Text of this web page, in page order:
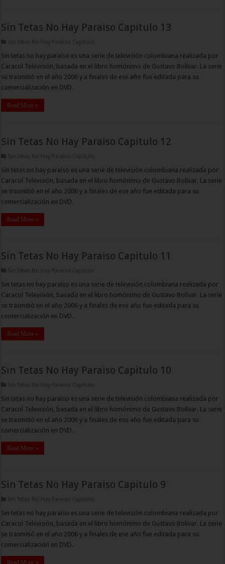
Sin Tetas No Hay Paraiso Capitulo 13
Sin Tetas No Hay Paraiso Capitulo
Sin tetas no hay paraíso es una serie de televisión colombiana realizada por
Caracol Televisión, basada en el libro homónimo de Gustavo Bolívar. La serie
se trasmitió en el año 2006 y a finales de ese año fue editada para su
comercialización en DVD.
Read More »
Sin Tetas No Hay Paraiso Capitulo 12
Sin Tetas No Hay Paraiso Capitulo
Sin tetas no hay paraíso es una serie de televisión colombiana realizada por
Caracol Televisión, basada en el libro homónimo de Gustavo Bolívar. La serie
se trasmitió en el año 2006 y a finales de ese año fue editada para su
comercialización en DVD.
Read More »
Sin Tetas No Hay Paraiso Capitulo 11
Sin Tetas No Hay Paraiso Capitulo
Sin tetas no hay paraíso es una serie de televisión colombiana realizada por
Caracol Televisión, basada en el libro homónimo de Gustavo Bolívar. La serie
se trasmitió en el año 2006 y a finales de ese año fue editada para su
comercialización en DVD.
Read More »
Sin Tetas No Hay Paraiso Capitulo 10
Sin Tetas No Hay Paraiso Capitulo
Sin tetas no hay paraíso es una serie de televisión colombiana realizada por
Caracol Televisión, basada en el libro homónimo de Gustavo Bolívar. La serie
se trasmitió en el año 2006 y a finales de ese año fue editada para su
comercialización en DVD.
Read More »
Sin Tetas No Hay Paraiso Capitulo 9
Sin Tetas No Hay Paraiso Capitulo
Sin tetas no hay paraíso es una serie de televisión colombiana realizada por
Caracol Televisión, basada en el libro homónimo de Gustavo Bolívar. La serie
se trasmitió en el año 2006 y a finales de ese año fue editada para su
comercialización en DVD.
Read More »